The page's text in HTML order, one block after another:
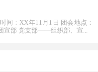
间：XX年11月1日 团会地点：
宣部 党支部――组织部、宣...